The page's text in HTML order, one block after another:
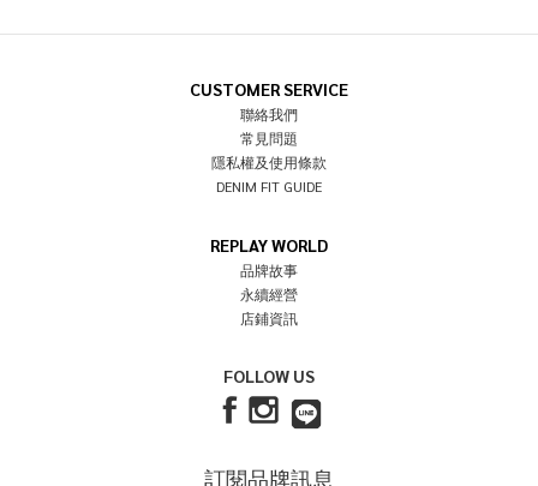
CUSTOMER SERVICE
聯絡我們
常見問題
隱私權及使用條款
DENIM FIT GUIDE
REPLAY WORLD
品牌故事
永續經營
店鋪資訊
FOLLOW US
訂閱品牌訊息